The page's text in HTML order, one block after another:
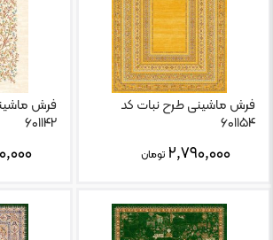
فرش ماشینی طرح نبات کد
۶۰۱۱۵۴
۲,۷۹۰,۰۰۰ تومان
فرش
۶۰۱۱۴۲